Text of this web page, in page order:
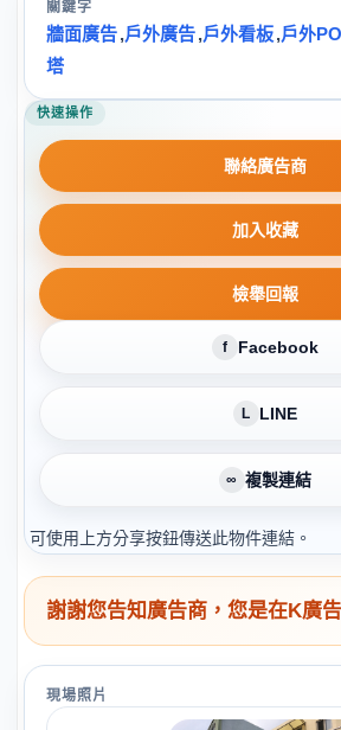
關鍵字
牆面廣告,戶外廣告,戶外看板,戶外
塔
快速操作
聯絡廣告商
加入收藏
檢舉回報
f Facebook
L LINE
∞ 複製連結
可使用上方分享按鈕傳送此物件連結。
謝謝您告知廣告商，您是在K廣
現場照片